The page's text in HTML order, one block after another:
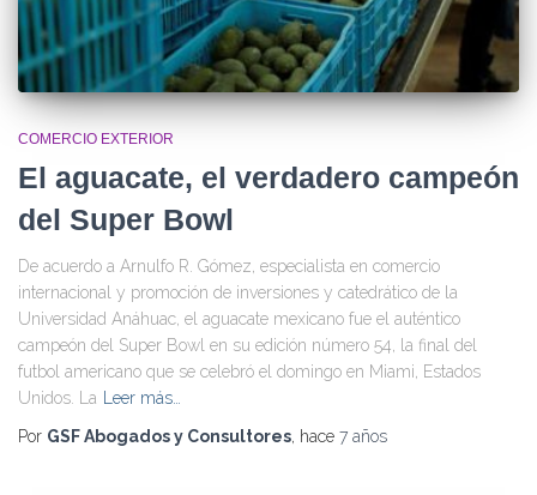
COMERCIO EXTERIOR
El aguacate, el verdadero campeón
del Super Bowl
De acuerdo a Arnulfo R. Gómez, especialista en comercio
internacional y promoción de inversiones y catedrático de la
Universidad Anáhuac, el aguacate mexicano fue el auténtico
campeón del Super Bowl en su edición número 54, la final del
futbol americano que se celebró el domingo en Miami, Estados
Unidos. La
Leer más…
Por GSF Abogados y Consultores, hace 7 años